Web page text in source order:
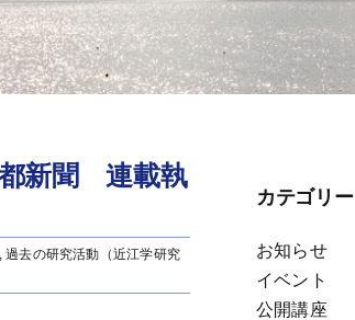
都新聞 連載執
,過去の研究活動（近江学研究
カテゴリー
お知らせ
イベント
公開講座